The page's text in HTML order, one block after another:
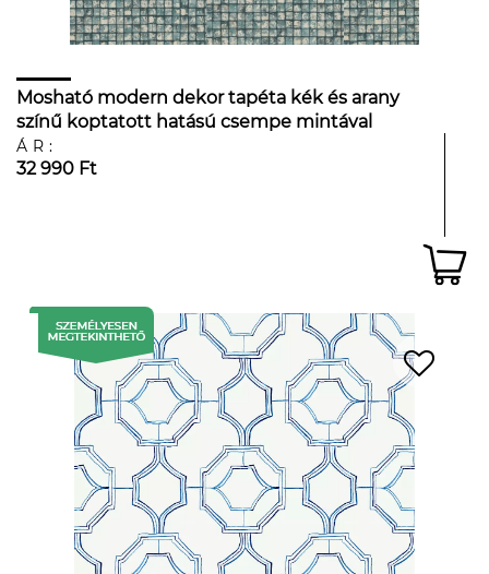
Mosható modern dekor tapéta kék és arany
színű koptatott hatású csempe mintával
ÁR:
32 990 Ft